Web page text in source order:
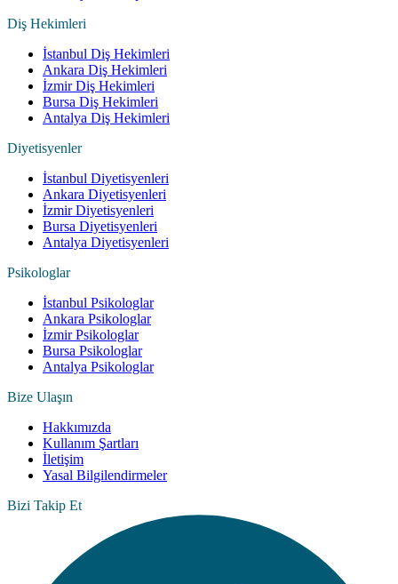
Diş Hekimleri
İstanbul Diş Hekimleri
Ankara Diş Hekimleri
İzmir Diş Hekimleri
Bursa Diş Hekimleri
Antalya Diş Hekimleri
Diyetisyenler
İstanbul Diyetisyenleri
Ankara Diyetisyenleri
İzmir Diyetisyenleri
Bursa Diyetisyenleri
Antalya Diyetisyenleri
Psikologlar
İstanbul Psikologlar
Ankara Psikologlar
İzmir Psikologlar
Bursa Psikologlar
Antalya Psikologlar
Bize Ulaşın
Hakkımızda
Kullanım Şartları
İletişim
Yasal Bilgilendirmeler
Bizi Takip Et